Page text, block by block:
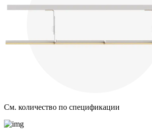
См. количество по спецификации